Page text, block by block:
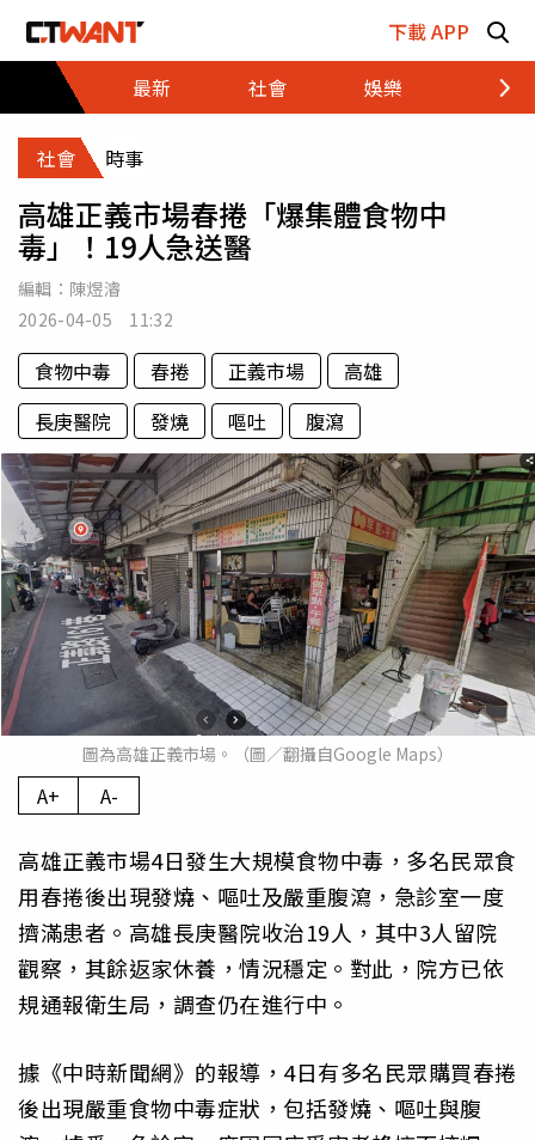
下載 APP
最新
社會 娛樂 財經
社會 時事
高雄正義市場春捲「爆集體食物中
毒」！19人急送醫
編輯： 陳煜濬
2026-04-05 11:32
食物中毒 春捲 正義市場
高雄
長庚醫院
發燒 嘔吐 腹瀉
圖為高雄正義市場。（圖／翻攝自Google Maps）
A+ A-
高雄正義市場4日發生大規模食物中毒，多名民眾食
用春捲後出現發燒、嘔吐及嚴重腹瀉，急診室一度
擠滿患者。高雄長庚醫院收治19人，其中3人留院
觀察，其餘返家休養，情況穩定。對此，院方已依
規通報衛生局，調查仍在進行中。
據《中時新聞網》的報導，4日有多名民眾購買春捲
後出現嚴重食物中毒症狀，包括發燒、嘔吐與腹